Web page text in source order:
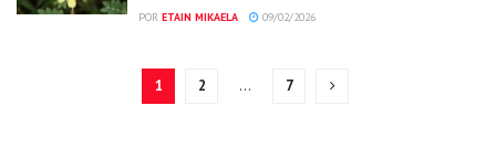
POR ETAIN MIKAELA 09/02/2026
1 2 … 7